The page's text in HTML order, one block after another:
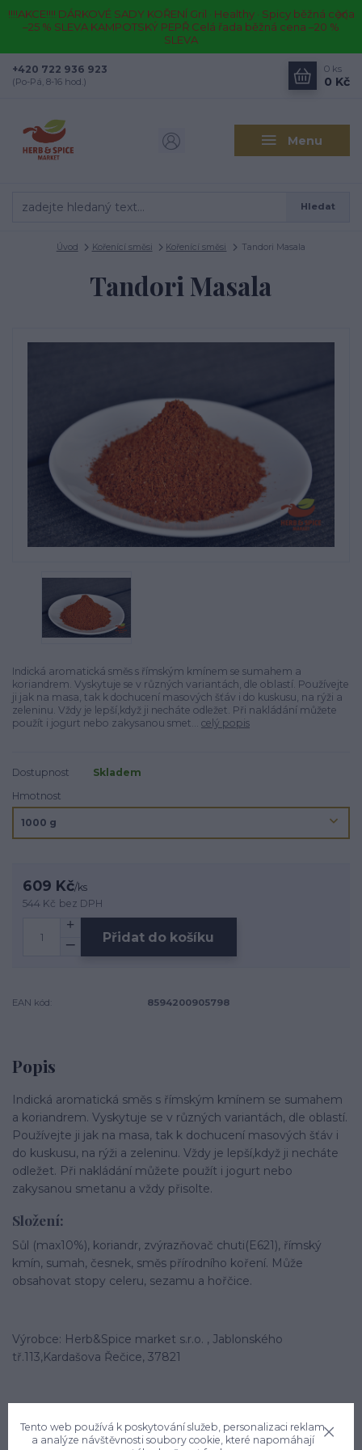
!!!!AKCE!!!! DÁRKOVÉ SADY KOŘENÍ Gril · Healthy · Spicy běžná cena
–25 % SLEVA KAMPOTSKÝ PEPŘ Celá řada běžná cena –20 %
SLEVA
Menu
Hledat
+420 722 936 923
(Po-Pá, 8-16 hod.)
0 ks
0 Kč
Úvod Kořenící směsi Kořenící směsi Tandori Masala
Tandori Masala
Indická aromatická směs s římským kmínem se sumahem a
koriandrem. Vyskytuje se v různých variantách, dle oblastí. Používejte
ji jak na masa, tak k dochucení masových šťáv i do kuskusu, na rýži a
zeleninu. Vždy je lepší,když ji necháte odležet. Při nakládání můžete
použít i jogurt nebo zakysanou smet... celý popis
Dostupnost
Skladem
Hmotnost
609 Kč/ks
544 Kč bez DPH
Přidat do košíku
EAN kód: 8594200905798
Popis
Indická aromatická směs s římským kmínem se sumahem
a koriandrem. Vyskytuje se v různých variantách, dle oblastí.
Používejte ji jak na masa, tak k dochucení masových šťáv i
do kuskusu, na rýži a zeleninu. Vždy je lepší,když ji necháte
odležet. Při nakládání můžete použít i jogurt nebo
zakysanou smetanu a vždy přisolte.
Složení:
Sůl (max10%), koriandr, zvýrazňovač chuti(E621), římský
kmín, sumah, česnek, směs přírodního koření. Může
obsahovat stopy celeru, sezamu a hořčice.
Výrobce: Herb&Spice market s.r.o. , Jablonského
tř.113,Kardašova Řečice, 37821
Tento web používá k poskytování služeb, personalizaci reklam
a analýze návštěvnosti soubory cookie, které napomáhají